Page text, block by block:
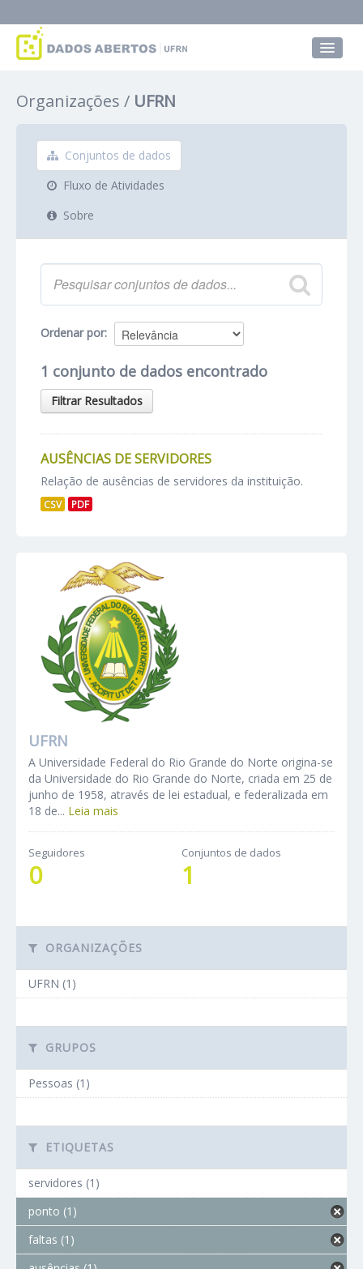
Grupos
Sobre
Organizações UFRN
Conjuntos de dados
Fluxo de Atividades
Sobre
Ordenar por
1 conjunto de dados encontrado
Filtrar Resultados
AUSÊNCIAS DE SERVIDORES
Relação de ausências de servidores da instituição.
CSV PDF
UFRN
A Universidade Federal do Rio Grande do Norte origina-se
da Universidade do Rio Grande do Norte, criada em 25 de
junho de 1958, através de lei estadual, e federalizada em
18 de... Leia mais
Seguidores
0
Conjuntos de dados
1
ORGANIZAÇÕES
UFRN (1)
GRUPOS
Pessoas (1)
ETIQUETAS
servidores (1)
ponto (1)
faltas (1)